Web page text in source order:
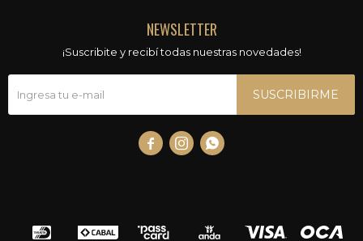
NEWSLETTER
¡Suscribite y recibí todas nuestras novedades!
SUSCRIBIRME
  